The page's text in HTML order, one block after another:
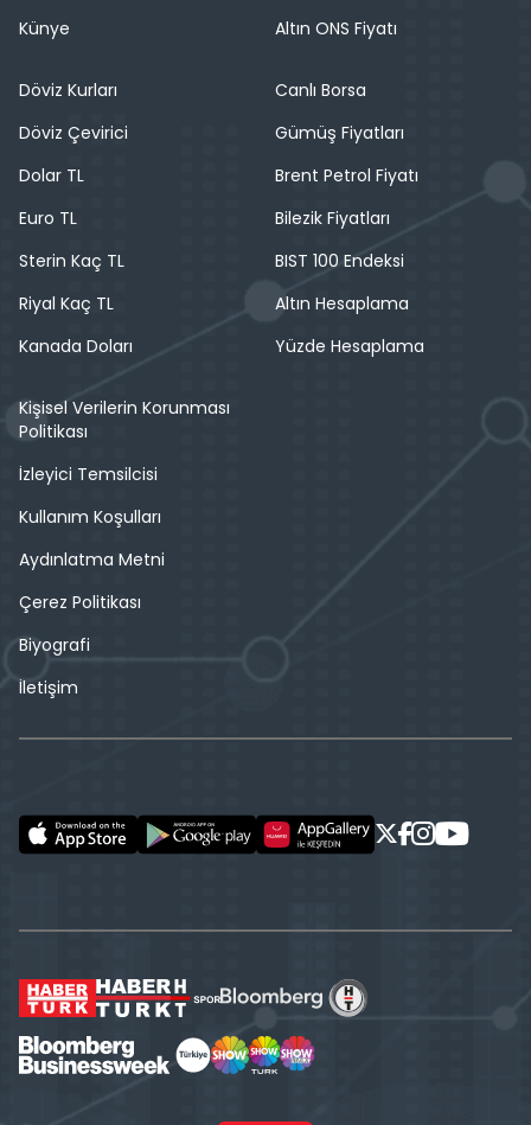
Künye
Altın ONS Fiyatı
Döviz Kurları
Döviz Çevirici
Dolar TL
Euro TL
Sterin Kaç TL
Riyal Kaç TL
Kanada Doları
Canlı Borsa
Gümüş Fiyatları
Brent Petrol Fiyatı
Bilezik Fiyatları
BIST 100 Endeksi
Altın Hesaplama
Yüzde Hesaplama
Kişisel Verilerin Korunması
Politikası
İzleyici Temsilcisi
Kullanım Koşulları
Aydınlatma Metni
Çerez Politikası
Biyografi
İletişim